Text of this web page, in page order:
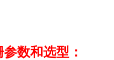
参数和选型：